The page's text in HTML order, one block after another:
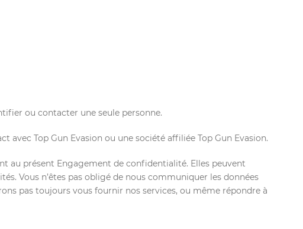
ou contacter une seule personne.
Top Gun Evasion ou une société affiliée Top Gun Evasion.
au présent Engagement de confidentialité. Elles peuvent
Vous n’êtes pas obligé de nous communiquer les données
pas toujours vous fournir nos services, ou même répondre à